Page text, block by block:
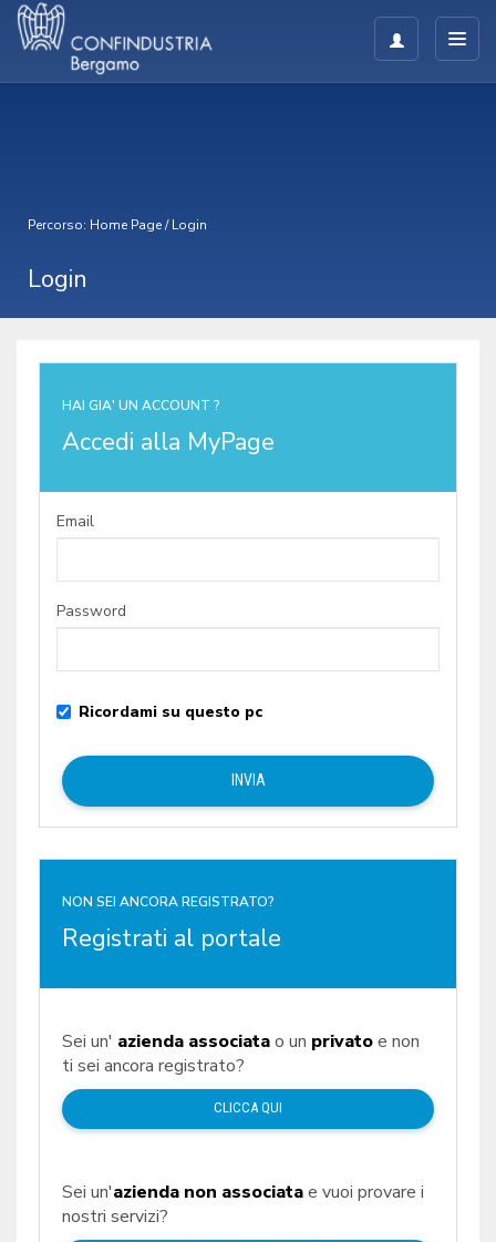
Percorso: Home Page/Login
Login
NON SEI ANCORA REGISTRATO?
Registrati al portale
Sei un' azienda associatao un privatoe non
ti sei ancora registrato?
CLICCA QUI
Sei un'azienda non associatae vuoi provare i
nostri servizi?
HAI GIA' UN ACCOUNT ?
Accedi alla MyPage
Email
Password
Ricordami su questo pc